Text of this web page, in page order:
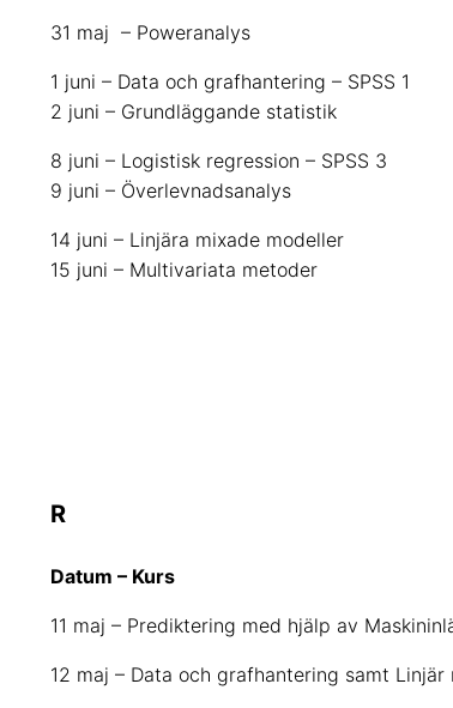
31 maj – Poweranalys
1 juni – Data och grafhantering – SPSS 1
2 juni – Grundläggande statistik
8 juni – Logistisk regression – SPSS 3
9 juni – Överlevnadsanalys
14 juni – Linjära mixade modeller
15 juni – Multivariata metoder
R
Datum – Kurs
11 maj – Prediktering med hjälp av
12 maj – Data och grafhantering samt Linjär